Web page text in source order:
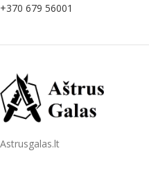
+370 679 56001
Astrusgalas.lt